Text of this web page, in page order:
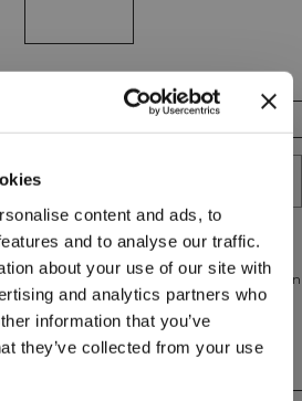
content and ads, to
and to analyse our traffic.
about your use of our site with
and analytics partners who
information that you’ve
they’ve collected from your use
XL
LEGEN
ist dein unkompliziertes Teil zum schnellen
und alles dazwischen. Gefertigt aus
locker sitzende Oversize-Passform in
Komfort. Das Pullover-Design bleibt
ohne Tasche, während die Kapuze für
die Temperaturen sinken. Schlicht,
passt er zu allem – von Jogginghosen